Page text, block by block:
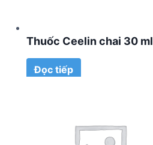
Thuốc Ceelin chai 30 ml
Đọc tiếp